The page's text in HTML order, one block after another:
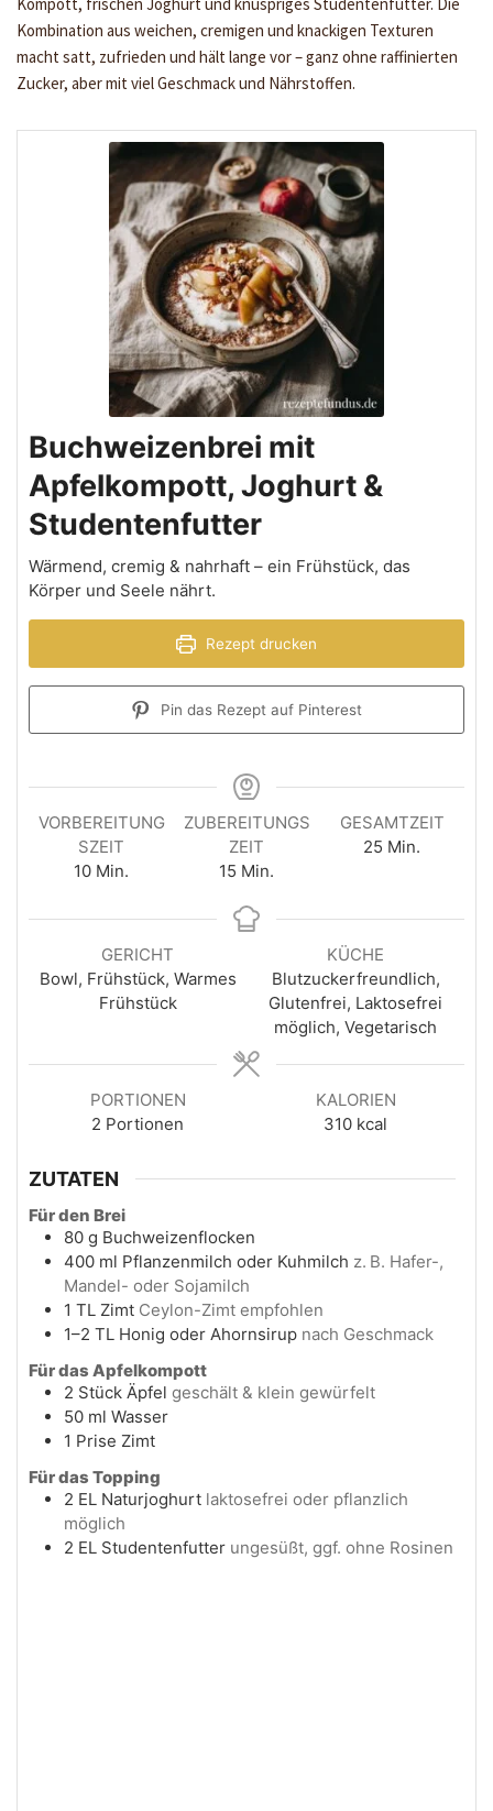
Kombination aus weichen, cremigen und knackigen Texturen
macht satt, zufrieden und hält lange vor – ganz ohne raffinierten
Zucker, aber mit viel Geschmack und Nährstoffen.
Buchweizenbrei mit
Apfelkompott, Joghurt &
Studentenfutter
Wärmend, cremig & nahrhaft – ein Frühstück, das
Körper und Seele nährt.
Rezept drucken
Pin das Rezept auf Pinterest
VORBEREITUNG
SZEIT
10 Min.
ZUBEREITUNGS
ZEIT
15 Min.
GESAMTZEIT
25 Min.
GERICHT
Bowl, Frühstück, Warmes
Frühstück
KÜCHE
Blutzuckerfreundlich,
Glutenfrei, Laktosefrei
möglich, Vegetarisch
PORTIONEN
2 Portionen
KALORIEN
310 kcal
ZUTATEN
Für den Brei
80 g Buchweizenflocken
400 ml Pflanzenmilch oder Kuhmilch z. B. Hafer-,
Mandel- oder Sojamilch
1 TL Zimt Ceylon-Zimt empfohlen
1–2 TL Honig oder Ahornsirup nach Geschmack
Für das Apfelkompott
2 Stück Äpfel geschält & klein gewürfelt
50 ml Wasser
1 Prise Zimt
Für das Topping
2 EL Naturjoghurt laktosefrei oder pflanzlich
möglich
2 EL Studentenfutter ungesüßt, ggf. ohne Rosinen